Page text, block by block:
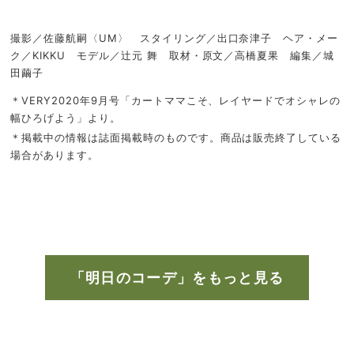
撮影／佐藤航嗣〈UM〉 スタイリング／出口奈津子 ヘア・メー
ク／KIKKU モデル／辻元 舞 取材・原文／高橋夏果 編集／城
田繭子
＊VERY2020年9月号「カートママこそ、レイヤードでオシャレの
幅ひろげよう」より。
＊掲載中の情報は誌面掲載時のものです。商品は販売終了している
場合があります。
「明日のコーデ」をもっと見る